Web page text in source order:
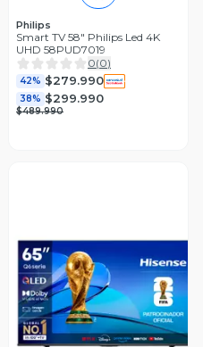
Philips
Smart TV 58" Philips Led 4K
UHD 58PUD7019
0(0)
42% $279.990
38% $299.990
$489.990